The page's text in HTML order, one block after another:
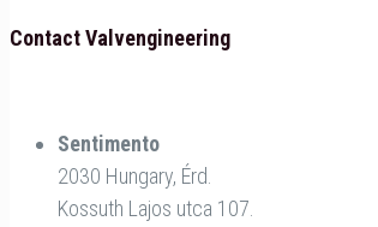
Contact Valvengineering
Sentimento
2030 Hungary, Érd.
Kossuth Lajos utca 107.